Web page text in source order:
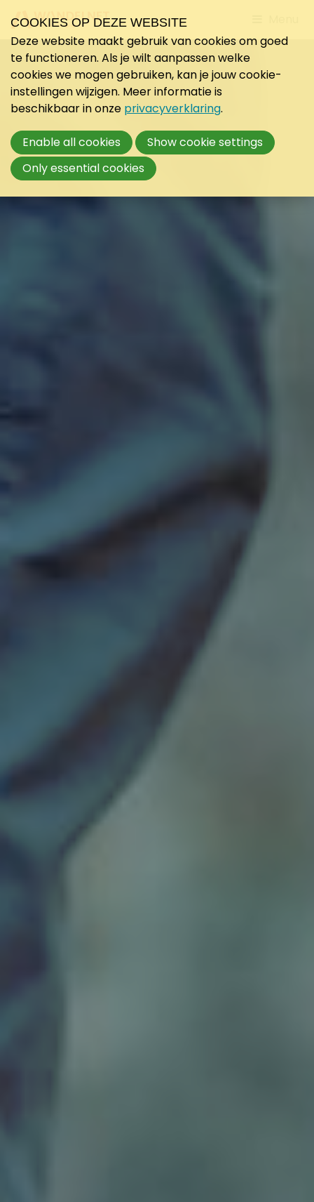
to
COOKIES OP DEZE WEBSITE
Deze website maakt gebruik van cookies om goed
te functioneren. Als je wilt aanpassen welke
cookies we mogen gebruiken, kan je jouw cookie-
instellingen wijzigen. Meer informatie is
beschikbaar in onze privacyverklaring.
Enable all cookies
Show cookie settings
Only essential cookies